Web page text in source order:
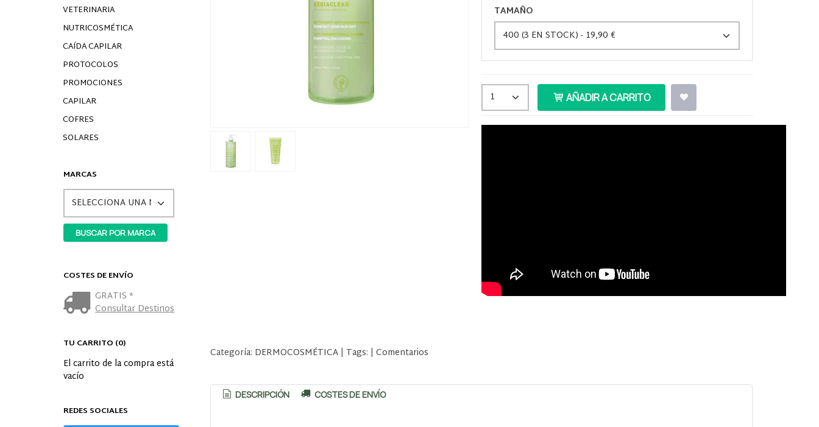
VETERINARIA
NUTRICOSMÉTICA
CAÍDA CAPILAR
PROTOCOLOS
PROMOCIONES
CAPILAR
COFRES
SOLARES
MARCAS
COSTES DE ENVÍO
GRATIS *
Consultar Destinos
TU CARRITO (0)
El carrito de la compra está
vacío
REDES SOCIALES
TAMAÑO
AÑADIR A CARRITO
Categoría: DERMOCOSMÉTICA| Tags: | Comentarios
DESCRIPCIÓN COSTES DE ENVÍO